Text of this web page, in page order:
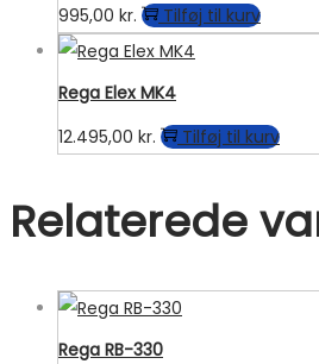
995,00 kr. Tilføj til kurv
Rega Elex MK4
12.495,00 kr. Tilføj til kurv
Relaterede
Rega RB-330